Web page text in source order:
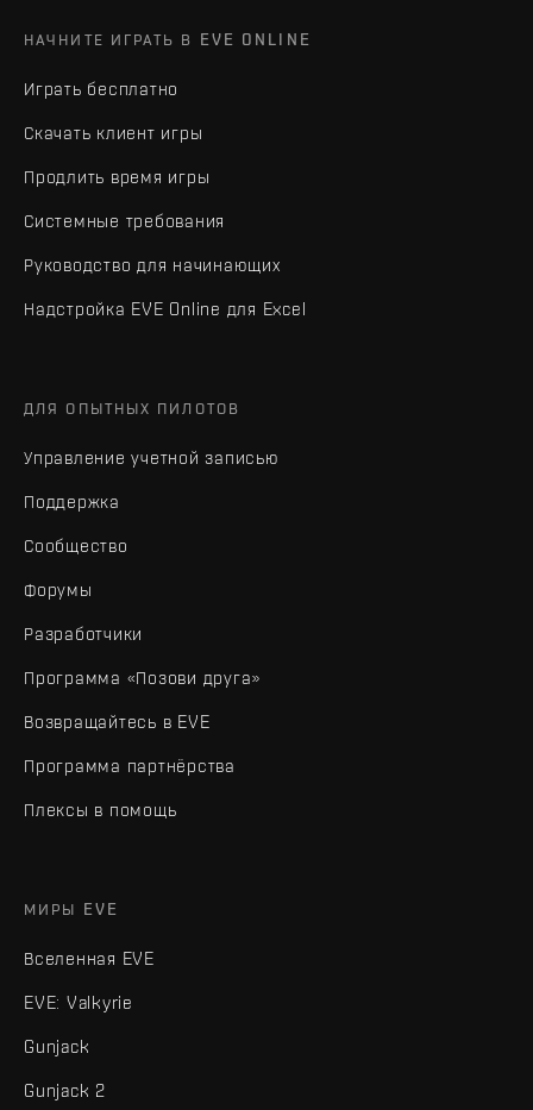
НАЧНИТЕ ИГРАТЬ В EVE ONLINE
Играть бесплатно
Скачать клиент игры
Продлить время игры
Системные требования
Руководство для начинающих
Надстройка EVE Online для Excel
ДЛЯ ОПЫТНЫХ ПИЛОТОВ
Управление учетной записью
Поддержка
Сообщество
Форумы
Разработчики
Программа «Позови друга»
Возвращайтесь в EVE
Программа партнёрства
Плексы в помощь
МИРЫ EVE
Вселенная EVE
EVE: Valkyrie
Gunjack
Gunjack 2